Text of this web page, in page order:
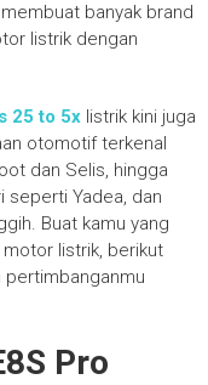
banyak brand
listrik dengan
25 to 5xlistrik kini juga
otomotif terkenal
dan Selis, hingga
seperti Yadea, dan
Buat kamu yang
listrik, berikut
pertimbanganmu
Pro